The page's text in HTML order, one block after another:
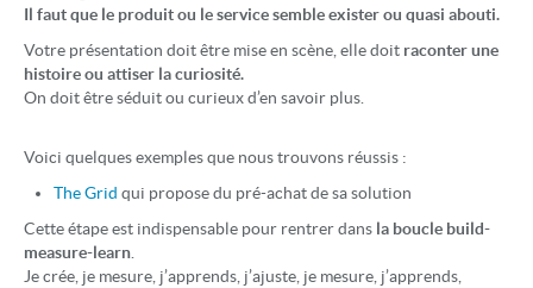
Il faut que le produit ou le service semble exister ou quasi abouti.
Votre présentation doit être mise en scène, elle doit raconter une
histoire ou attiser la curiosité.
On doit être séduit ou curieux d’en savoir plus.
Voici quelques exemples que nous trouvons réussis :
The Grid qui propose du pré-achat de sa solution
Cette étape est indispensable pour rentrer dans la boucle build-
measure-learn
Je crée, je mesure, j’apprends, j’ajuste, je mesure, j’apprends,